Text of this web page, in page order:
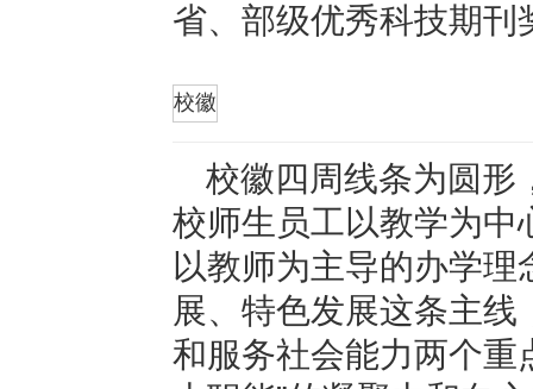
省、部级优秀科技期刊
校徽
校徽四周线条为圆形
校师生员工以教学为中
以教师为主导的办学
展、特色发展这条主
和服务社会能力两个重